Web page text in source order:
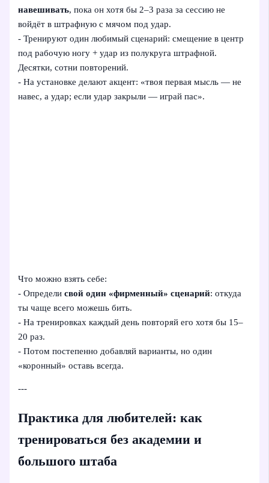
навешивать, пока он хотя бы 2–3 раза за сессию не
войдёт в штрафную с мячом под удар.
- Тренируют один любимый сценарий: смещение в центр
под рабочую ногу + удар из полукруга штрафной.
Десятки, сотни повторений.
- На установке делают акцент: «твоя первая мысль — не
навес, а удар; если удар закрыли — играй пас».
Что можно взять себе:
- Определисвой один «фирменный» сценарий: откуда
ты чаще всего можешь бить.
- На тренировках каждый день повторяй его хотя бы 15–
20 раз.
- Потом постепенно добавляй варианты, но один
«коронный» оставь всегда.
---
Практика для любителей: как
тренироваться без академии и
большого штаба